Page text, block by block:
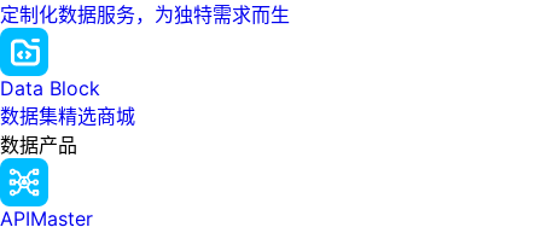
定制化数据服务，为独特需求而生
Data Block
数据集精选商城
数据产品
APIMaster